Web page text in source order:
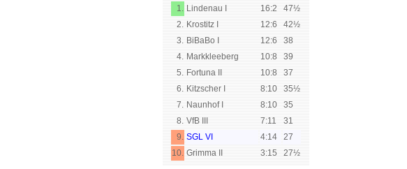
1. Lindenau I 16:2
47½
2. Krostitz I 12:6
42½
3. BiBaBo I 12:6
38
4. Markkleeberg 10:8
39
5. Fortuna II 10:8
37
6. Kitzscher I 8:10
35½
7. Naunhof I 8:10
35
8. VfB III 7:11
31
9. SGL VI 4:14
27
10. Grimma II 3:15 27½